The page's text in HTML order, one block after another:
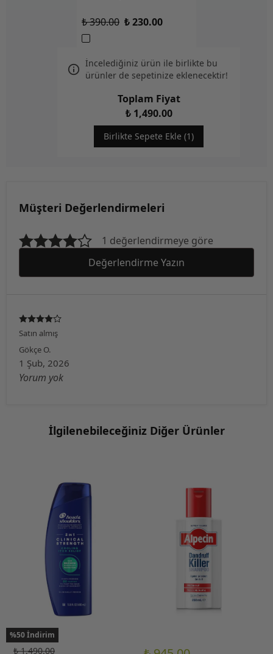
₺ 390.00 ₺ 230.00
İncelediğiniz ürün ile birlikte bu
ürünler de sepetinize eklenecektir!
Toplam Fiyat
₺ 1,490.00
Birlikte Sepete Ekle (1)
Müşteri Değerlendirmeleri
1 değerlendirmeye göre
Değerlendirme Yazın
Satın almış
Gökçe O.
1 Şub, 2026
Yorum yok
İlgilenebileceğiniz Diğer Ürünler
%50 İndirim
₺ 1,490.00